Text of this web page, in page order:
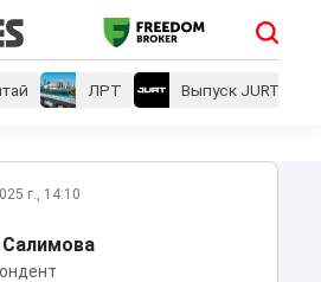
ЛРТ Выпуск JURT
г., 14:10